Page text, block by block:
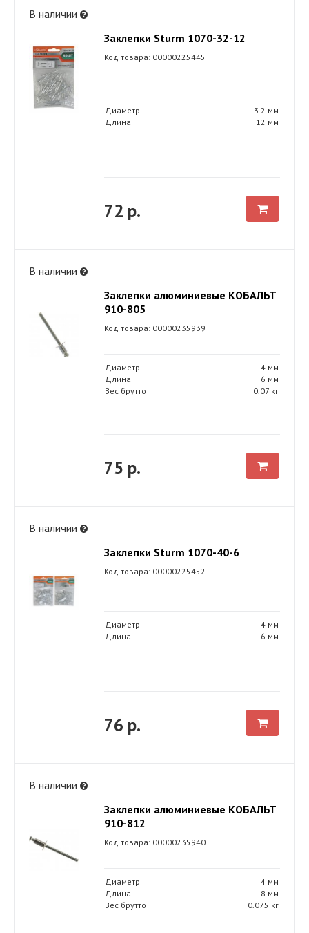
В наличии
Заклепки Sturm 1070-32-12
Код товара: 00000225445
Диаметр
3.2 мм
Длина
12 мм
72 р.
В наличии
Заклепки алюминиевые КОБАЛЬТ
910-805
Код товара: 00000235939
Диаметр
4 мм
Длина
6 мм
Вес брутто
0.07 кг
75 р.
В наличии
Заклепки Sturm 1070-40-6
Код товара: 00000225452
Диаметр
4 мм
Длина
6 мм
76 р.
В наличии
Заклепки алюминиевые КОБАЛЬТ
910-812
Код товара: 00000235940
Диаметр
4 мм
Длина
8 мм
Вес брутто
0.075 кг